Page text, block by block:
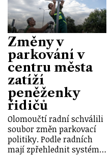
Změny v
parkování v
centru města
zatíží
peněženky
řidičů
Olomoučtí radní schválili
soubor změn parkovací
politiky. Podle radních
mají zpřehlednit systém…